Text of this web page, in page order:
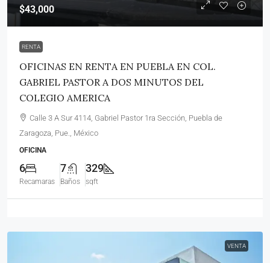
$43,000
RENTA
OFICINAS EN RENTA EN PUEBLA EN COL.
GABRIEL PASTOR A DOS MINUTOS DEL
COLEGIO AMERICA
Calle 3 A Sur 4114, Gabriel Pastor 1ra Sección, Puebla de
Zaragoza, Pue., México
OFICINA
6
Recamaras
7
Baños
329
sqft
VENTA